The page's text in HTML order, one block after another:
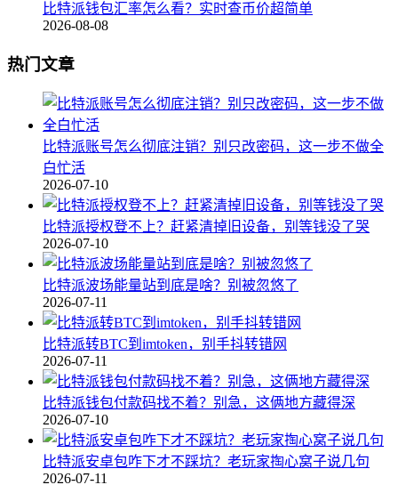
比特派钱包汇率怎么看？实时查币价超简单
2026-08-08
热门文章
比特派账号怎么彻底注销？别只改密码，这一步不做全
白忙活
2026-07-10
比特派授权登不上？赶紧清掉旧设备，别等钱没了哭
2026-07-10
比特派波场能量站到底是啥？别被忽悠了
2026-07-11
比特派转BTC到imtoken，别手抖转错网
2026-07-11
比特派钱包付款码找不着？别急，这俩地方藏得深
2026-07-10
比特派安卓包咋下才不踩坑？老玩家掏心窝子说几句
2026-07-11